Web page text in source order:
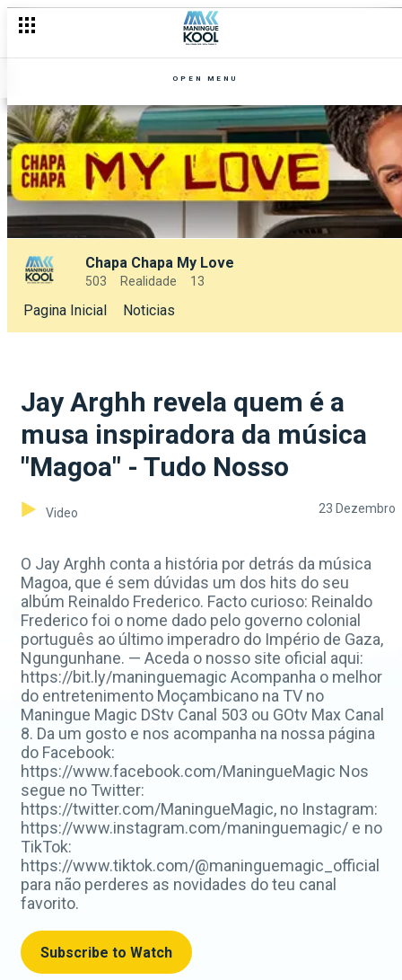
OPEN MENU
Chapa Chapa My Love
503 Realidade 13
Pagina Inicial Noticias
Jay Arghh revela quem é a
musa inspiradora da música
"Magoa" - Tudo Nosso
Video 23 Dezembro
O Jay Arghh conta a história por detrás da música
Magoa, que é sem dúvidas um dos hits do seu
albúm Reinaldo Frederico. Facto curioso: Reinaldo
Frederico foi o nome dado pelo governo colonial
português ao último imperadro do Império de Gaza,
Ngungunhane. — Aceda o nosso site oficial aqui:
https://bit.ly/maninguemagic Acompanha o melhor
do entretenimento Moçambicano na TV no
Maningue Magic DStv Canal 503 ou GOtv Max Canal
8. Da um gosto e nos acompanha na nossa página
do Facebook:
https://www.facebook.com/ManingueMagic Nos
segue no Twitter:
https://twitter.com/ManingueMagic, no Instagram:
https://www.instagram.com/maninguemagic/ e no
TikTok:
https://www.tiktok.com/@maninguemagic_official
para não perderes as novidades do teu canal
favorito.
Subscribe to Watch